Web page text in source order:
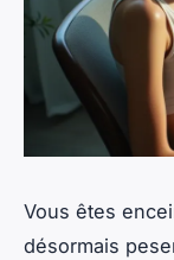
Vous êtes
désormais